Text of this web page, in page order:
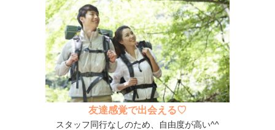
友達感覚で出会える♡
スタッフ同行なしのため、自由度が高い^^